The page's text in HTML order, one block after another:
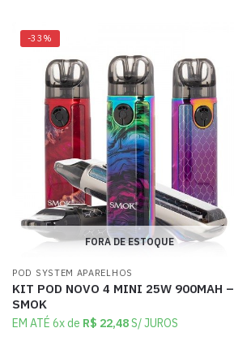
-33%
FORA DE ESTOQUE
POD SYSTEM APARELHOS
KIT POD NOVO 4 MINI 25W 900MAH –
SMOK
EM ATÉ 6x de R$ 22,48S/ JUROS